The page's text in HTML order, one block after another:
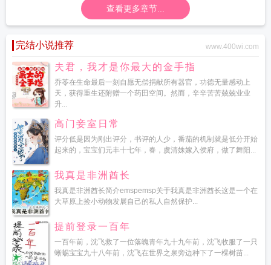
查看更多章节...
完结小说推荐 www.400wi.com
夫君，我才是你最大的金手指
乔苓在生命最后一刻自愿无偿捐献所有器官，功德无量感动上
天，获得重生还附赠一个药田空间。然而，辛辛苦苦兢兢业业
升...
高门妾室日常
评分低是因为刚出评分，书评的人少，番茄的机制就是低分开始
起来的，宝宝们元丰十七年，春，虞清姝嫁入侯府，做了舞阳...
我真是非洲酋长
我真是非洲酋长简介emspemsp关于我真是非洲酋长这是一个在
大草原上捡小动物发展自己的私人自然保护...
提前登录一百年
一百年前，沈飞救了一位落魄青年九十九年前，沈飞收服了一只
蜥蜴宝宝九十八年前，沈飞在世界之泉旁边种下了一棵树苗...